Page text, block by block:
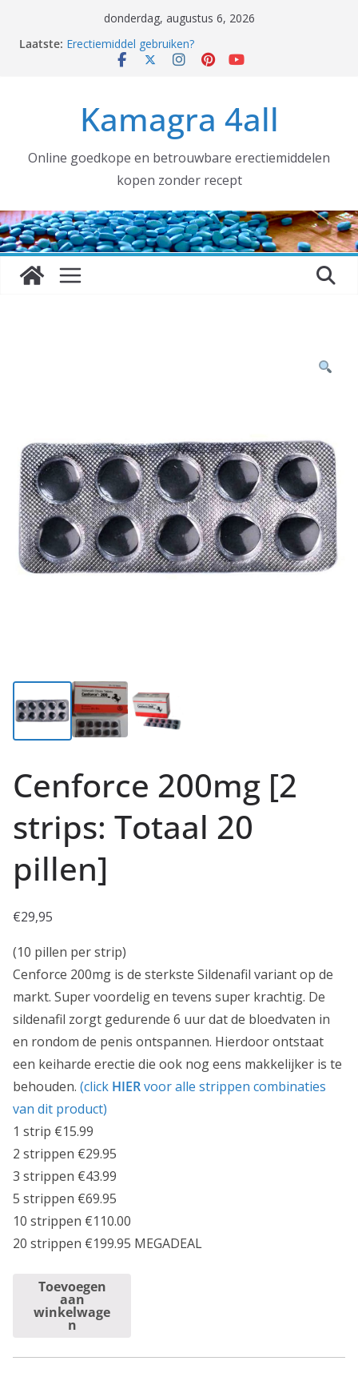
donderdag, augustus 6, 2026
Laatste:
Coronavirus, ook wij hebben gehamsterd!
Erectiemiddel gebruiken?
Erectiemiddelen België [voortaan ALTIJD met
winkel? DAT KAN!
kamagra kopen
Kamagra 4all
Online goedkope en betrouwbare erectiemiddelen
kopen zonder recept
Cenforce 200mg [2
strips: Totaal 20
pillen]
€29,95
(10 pillen per strip)
Cenforce 200mg is de sterkste Sildenafil variant op de
markt. Super voordelig en tevens super krachtig. De
sildenafil zorgt gedurende 6 uur dat de bloedvaten in
en rondom de penis ontspannen. Hierdoor ontstaat
een keiharde erectie die ook nog eens makkelijker is te
behouden. (click HIERvoor alle strippen combinaties
van dit product)
1 strip €15.99
2 strippen €29.95
3 strippen €43.99
5 strippen €69.95
10 strippen €110.00
20 strippen €199.95 MEGADEAL
Cenforce
200mg
Toevoegen
aan
winkelwage
n